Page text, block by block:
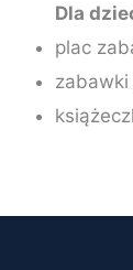
Dla
plac